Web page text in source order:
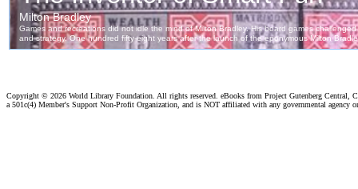
Copyright © 2026 World Library Foundation. All rights reserved. eBooks from Project Gutenberg Central,
a 501c(4) Member's Support Non-Profit Organization, and is NOT affiliated with any governmental agency